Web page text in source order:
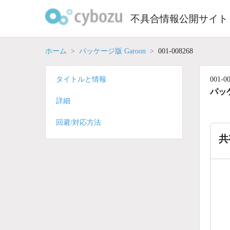
不具合情報公開サイト
ホーム パッケージ版 Garoon 001-008268
001-
パッ
タイトルと情報
詳細
回避/対応方法